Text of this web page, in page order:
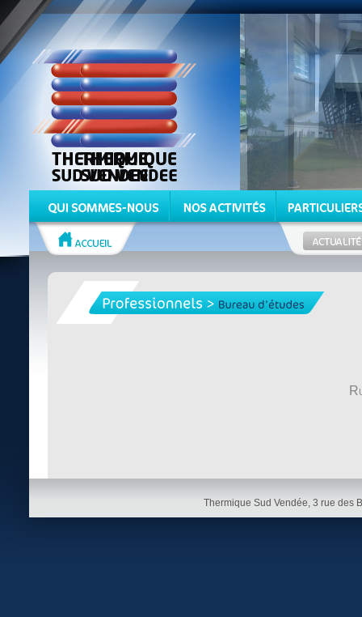
Thermique Sud Vendée, 3 rue des